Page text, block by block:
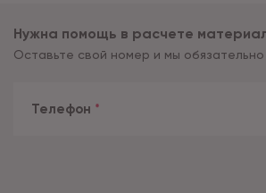
Нужна помощь в расчете
Оставьте свой номер и мы
Телефон *